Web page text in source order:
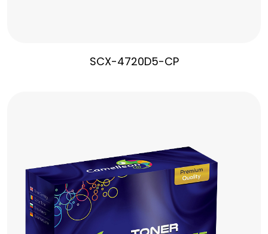
SCX-4720D5-CP